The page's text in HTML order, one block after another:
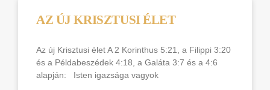
AZ ÚJ KRISZTUSI ÉLET
Az új Krisztusi élet A 2 Korinthus 5:21, a Filippi 3:20
és a Példabeszédek 4:18, a Galáta 3:7 és a 4:6
alapján: Isten igazsága vagyok